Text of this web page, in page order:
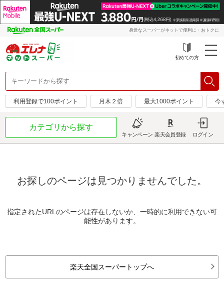
身近なスーパーがネットで便利に・おトクに
初めての方
利用登録で100ポイント 月木２倍 最大1000ポイント 今
カテゴリから探す
キャンペーン 楽天会員登録 ログイン
お探しのページは見つかりませんでした。
指定されたURLのページは存在しないか、一時的に利用できない可
能性があります。
楽天全国スーパートップへ